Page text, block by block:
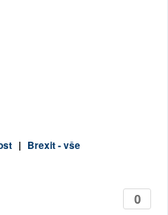
| Brexit - vše
0